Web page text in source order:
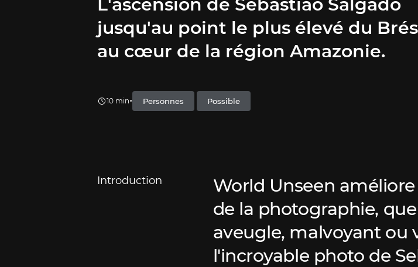
jusqu'au point le plus élevé du
au cœur de la région Amazonie.
10 min• Personnes Possible
Introduction
World Unseen
de la photographie,
aveugle, malvoyant ou
l'incroyable photo de